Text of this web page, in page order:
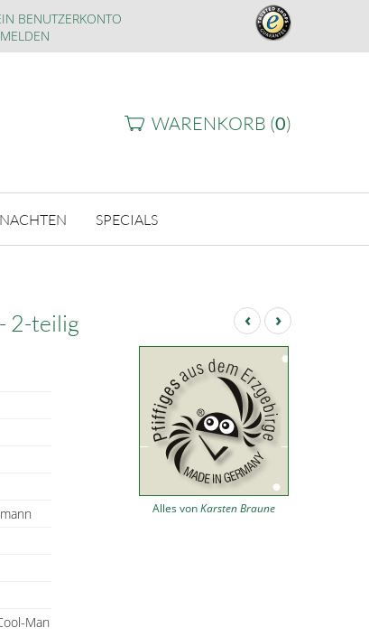
BENUTZERKONTO
WARENKORB (0)
SPECIALS
‹ ›
2-teilig
Man
Alles vonKarsten Braune